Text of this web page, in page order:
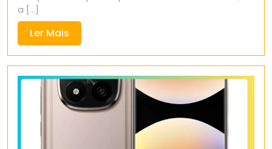
a [...]
Ler Mais
Mais